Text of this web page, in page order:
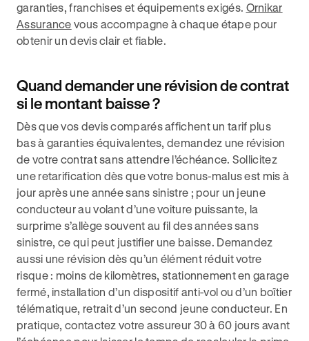
garanties, franchises et équipements exigés. Ornikar
Assurance vous accompagne à chaque étape pour
obtenir un devis clair et fiable.
Quand demander une révision de contrat
si le montant baisse ?
Dès que vos devis comparés affichent un tarif plus
bas à garanties équivalentes, demandez une révision
de votre contrat sans attendre l’échéance. Sollicitez
une retarification dès que votre bonus-malus est mis à
jour après une année sans sinistre ; pour un jeune
conducteur au volant d’une voiture puissante, la
surprime s’allège souvent au fil des années sans
sinistre, ce qui peut justifier une baisse. Demandez
aussi une révision dès qu’un élément réduit votre
risque : moins de kilomètres, stationnement en garage
fermé, installation d’un dispositif anti-vol ou d’un boîtier
télématique, retrait d’un second jeune conducteur. En
pratique, contactez votre assureur 30 à 60 jours avant